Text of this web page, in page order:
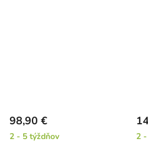
98,90 €
2 - 5 týždňov 2